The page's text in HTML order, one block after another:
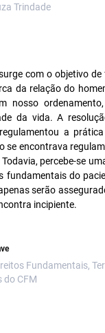
Trindade
com o objetivo
da relação do
nosso
da vida. A
a
se encontrava
percebe-se
fundamentais do
serão
incipiente.
Fundamentais,
do CFM